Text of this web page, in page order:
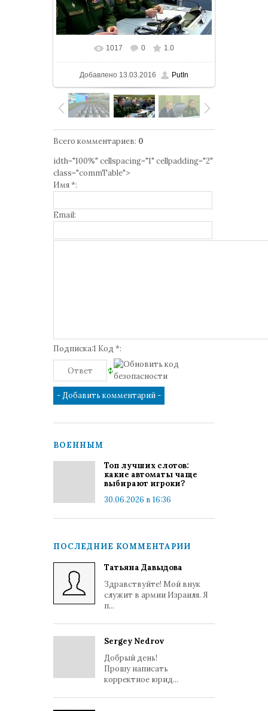
В реальном размере 653x357
1017 0 1.0
Добавлено 13.03.2016 PutIn
Всего комментариев: 0
idth="100%" cellspacing="1" cellpadding="2"
class="commTable">
Имя *:
Email:
Подписка:1 Код *:
ВОЕННЫМ
Топ лучших слотов:
какие автоматы чаще
выбирают игроки?
30.06.2026 в 16:36
ПОСЛЕДНИЕ КОММЕНТАРИИ
Татьяна Давыдова
Здравствуйте! Мой внук
служит в армии Израиля. Я
п...
Sergey Nedrov
Добрый день!
Прошу написать
корректное юрид...